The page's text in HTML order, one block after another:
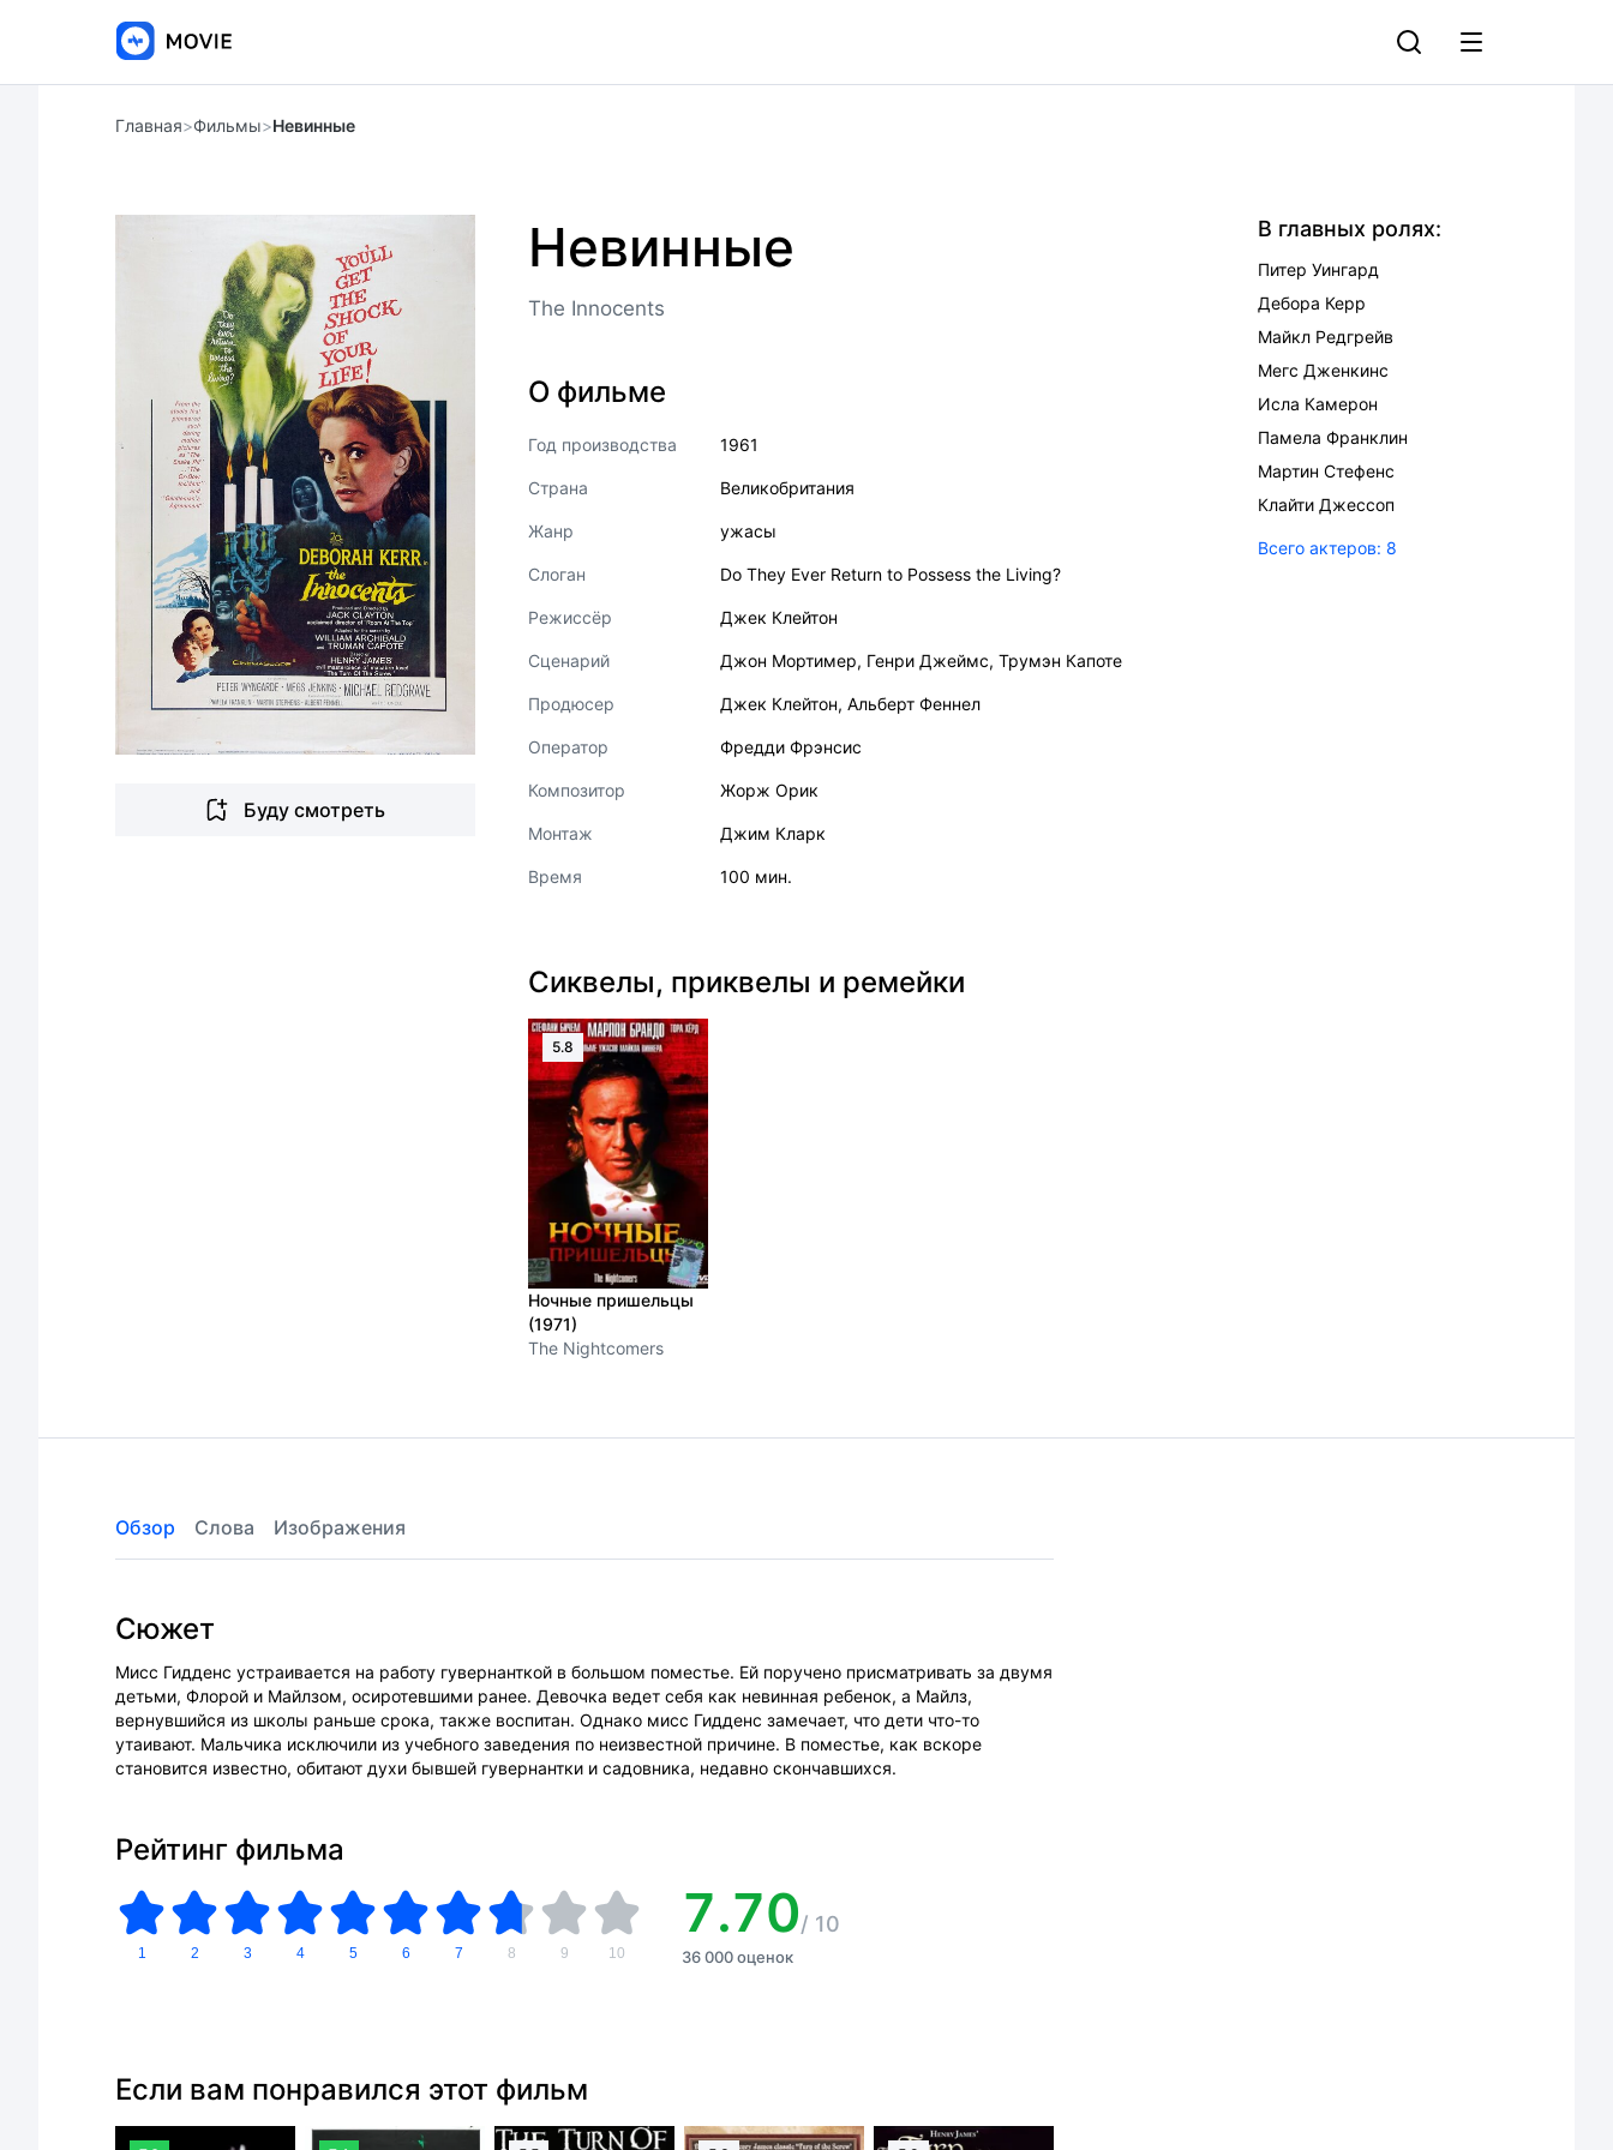
Главная>Фильмы>Невинные
Буду смотреть
Невинные
The Innocents
О фильме
Год производства 1961
Страна Великобритания
Жанр ужасы
Слоган Do They Ever Return to Possess the Living?
Режиссёр Джек Клейтон
Сценарий Джон Мортимер, Генри Джеймс, Трумэн Капоте
Продюсер Джек Клейтон, Альберт Феннел
Оператор Фредди Фрэнсис
Композитор Жорж Орик
Монтаж Джим Кларк
Время 100 мин.
В главных ролях:
Питер Уингард
Дебора Керр
Майкл Редгрейв
Мегс Дженкинс
Исла Камерон
Памела Франклин
Мартин Стефенс
Клайти Джессоп
Всего актеров: 8
Сиквелы, приквелы и ремейки
5.8
Ночные пришельцы
(1971)
The Nightcomers
Обзор Слова Изображения
Сюжет
Мисс Гидденс устраивается на работу гувернанткой в большом поместье. Ей поручено присматривать за двумя
детьми, Флорой и Майлзом, осиротевшими ранее. Девочка ведет себя как невинная ребенок, а Майлз,
вернувшийся из школы раньше срока, также воспитан. Однако мисс Гидденс замечает, что дети что-то
утаивают. Мальчика исключили из учебного заведения по неизвестной причине. В поместье, как вскоре
становится известно, обитают духи бывшей гувернантки и садовника, недавно скончавшихся.
Рейтинг фильма
1 2 3 4 5 6 7 8 9 10
7.70/ 10
36 000 оценок
Если вам понравился этот фильм